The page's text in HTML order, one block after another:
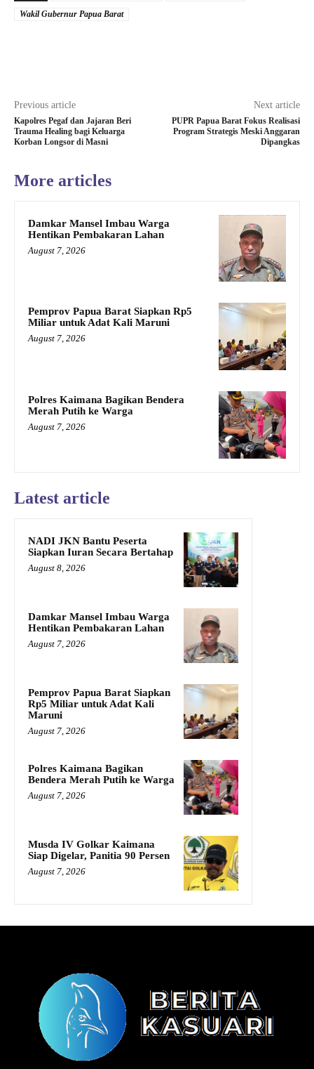
Wakil Gubernur Papua Barat
Previous article
Kapolres Pegaf dan Jajaran Beri
Trauma Healing bagi Keluarga
Korban Longsor di Masni
Next article
PUPR Papua Barat Fokus Realisasi
Program Strategis Meski Anggaran
Dipangkas
More articles
Damkar Mansel Imbau Warga
Hentikan Pembakaran Lahan
August 7, 2026
Pemprov Papua Barat Siapkan Rp5
Miliar untuk Adat Kali Maruni
August 7, 2026
Polres Kaimana Bagikan Bendera
Merah Putih ke Warga
August 7, 2026
Latest article
NADI JKN Bantu Peserta
Siapkan Iuran Secara Bertahap
August 8, 2026
Damkar Mansel Imbau Warga
Hentikan Pembakaran Lahan
August 7, 2026
Pemprov Papua Barat Siapkan
Rp5 Miliar untuk Adat Kali
Maruni
August 7, 2026
Polres Kaimana Bagikan
Bendera Merah Putih ke Warga
August 7, 2026
Musda IV Golkar Kaimana
Siap Digelar, Panitia 90 Persen
August 7, 2026